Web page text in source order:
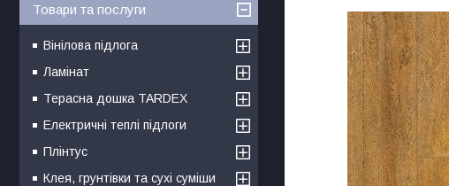
Товари та послуги
Вінілова підлога
Ламінат
Терасна дошка TARDEX
Електричні теплі підлоги
Плінтус
Клея, грунтівки та сухі суміши